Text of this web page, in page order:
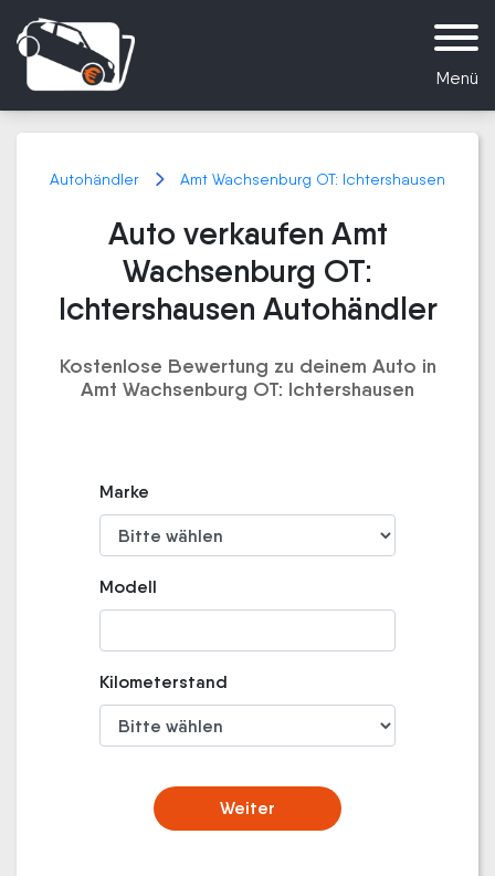
Menü
Autohändler Amt Wachsenburg OT: Ichtershausen
Auto verkaufen Amt
Wachsenburg OT:
Ichtershausen Autohändler
Kostenlose Bewertung zu deinem Auto in
Amt Wachsenburg OT: Ichtershausen
Marke
Modell
Kilometerstand
Weiter